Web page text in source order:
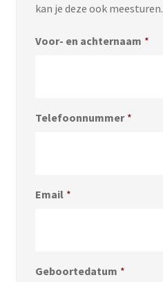
kan je deze ook meesturen.
Voor- en achternaam *
Telefoonnummer *
Email *
Geboortedatum *